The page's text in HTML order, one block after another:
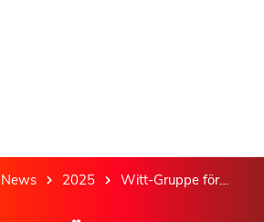
News 2025 Witt-Gruppe fördert SOS-Kinderdorf Oberpfalz mit 27.500 Euro